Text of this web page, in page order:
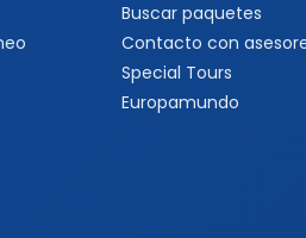
Buscar paquetes
Contacto con
Special Tours
Europamundo